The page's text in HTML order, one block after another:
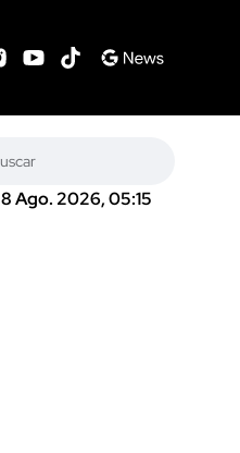
8 Ago. 2026, 05:15